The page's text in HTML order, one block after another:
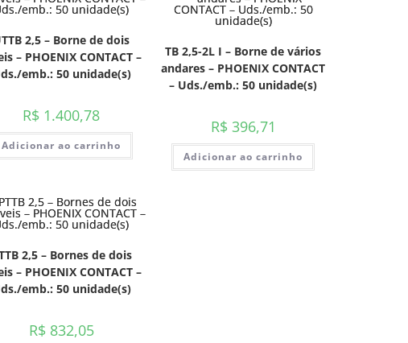
2,5 – Borne de dois
– PHOENIX CONTACT –
emb.: 50 unidade(s)
R$ 1.400,78
Adicionar ao carrinho
TB 2,5-2L I – Borne de vários
andares – PHOENIX CONTACT
– Uds./emb.: 50 unidade(s)
R$ 396,71
Adicionar ao carrinho
2,5 – Bornes de dois
– PHOENIX CONTACT –
emb.: 50 unidade(s)
R$ 832,05